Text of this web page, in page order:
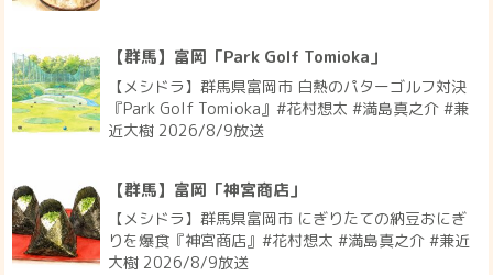
【群馬】富岡「Park Golf Tomioka」
【メシドラ】群馬県富岡市 白熱のパターゴルフ対決
『Park Golf Tomioka』#花村想太 #満島真之介 #兼
近大樹 2026/8/9放送
【群馬】富岡「神宮商店」
【メシドラ】群馬県富岡市 にぎりたての納豆おにぎ
りを爆食『神宮商店』#花村想太 #満島真之介 #兼近
大樹 2026/8/9放送